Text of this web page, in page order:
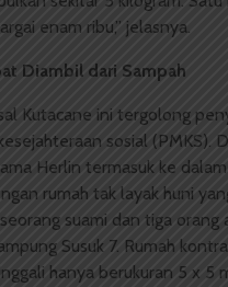
enam ribu,” jelasnya.
Diambil dari Sampah
Kutacane ini tergolong
sosial (PMKS).
Herlin termasuk ke
rumah tak layak huni
suami dan tiga orang
Susuk 7. Rumah
hanya berukuran 5 x 5